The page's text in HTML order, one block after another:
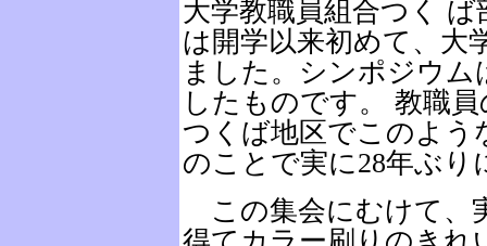
大学教職員組合つく
は開学以来初めて、大
ました。シンポジウ
したものです。 教職
つくば地区でこのよう
のことで実に28年ぶり
この集会にむけて、